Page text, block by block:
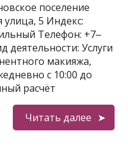
поселение
улица, 5 Индекс:
Телефон: +7‒
деятельности: Услуги
макияжа,
с 10:00 до
расчёт
Читать далее